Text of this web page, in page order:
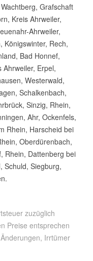
Grafschaft
Kreis Ahrweiler,
Ahrweiler,
Königswinter, Rech,
Bad Honnef,
Ahrweiler, Erpel,
Westerwald,
Schalkenbach,
Sinzig, Rhein,
Ahr, Ockenfels,
Rhein, Harscheid bei
Oberdürenbach,
Rhein, Dattenberg bei
Schuld, Siegburg,
zuzüglich
Preise entsprechen
Irrtümer